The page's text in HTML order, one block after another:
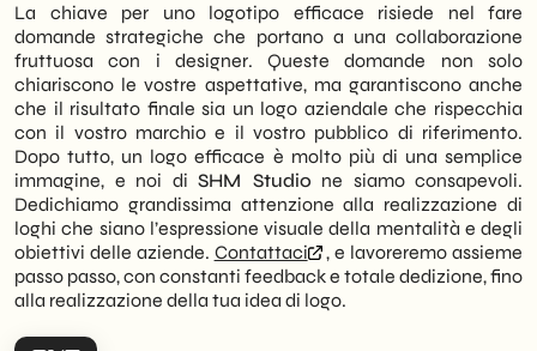
La chiave per uno logotipo efficace risiede nel fare
domande strategiche che portano a una collaborazione
fruttuosa con i designer. Queste domande non solo
chiariscono le vostre aspettative, ma garantiscono anche
che il risultato finale sia un logo aziendale che rispecchia
con il vostro marchio e il vostro pubblico di riferimento.
Dopo tutto, un logo efficace è molto più di una semplice
immagine, e noi di SHM Studio ne siamo consapevoli.
Dedichiamo grandissima attenzione alla realizzazione di
loghi che siano l’espressione visuale della mentalità e degli
obiettivi delle aziende. Contattaci
, e lavoreremo assieme
passo passo, con constanti feedback e totale dedizione, fino
alla realizzazione della tua idea di logo.